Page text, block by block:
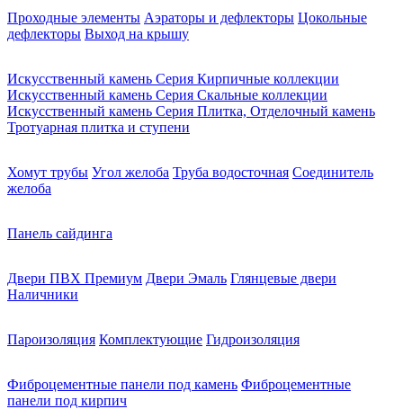
Проходные элементы Аэраторы и дефлекторы Цокольные
дефлекторы Выход на крышу
Искусственный камень Серия Кирпичные коллекции
Искусственный камень Серия Скальные коллекции
Искусственный камень Серия Плитка, Отделочный камень
Тротуарная плитка и ступени
Хомут трубы Угол желоба Труба водосточная Соединитель
желоба
Панель сайдинга
Двери ПВХ Премиум Двери Эмаль Глянцевые двери
Наличники
Пароизоляция Комплектующие Гидроизоляция
Фиброцементные панели под камень Фиброцементные
панели под кирпич